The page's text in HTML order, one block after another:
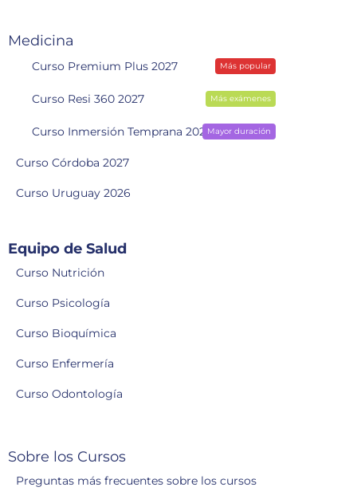
Medicina
Curso Premium Plus 2027 Más popular
Curso Resi 360 2027 Más exámenes
Curso Inmersión Temprana 2028Mayor duración
Curso Córdoba 2027
Curso Uruguay 2026
Equipo de Salud
Curso Nutrición
Curso Psicología
Curso Bioquímica
Curso Enfermería
Curso Odontología
Sobre los Cursos
Preguntas más frecuentes sobre los cursos